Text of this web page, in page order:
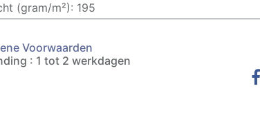
(gram/m²): 195
Voorwaarden
: 1 tot 2 werkdagen